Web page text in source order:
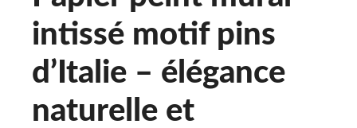
intissé motif pins
d’Italie – élégance
naturelle et